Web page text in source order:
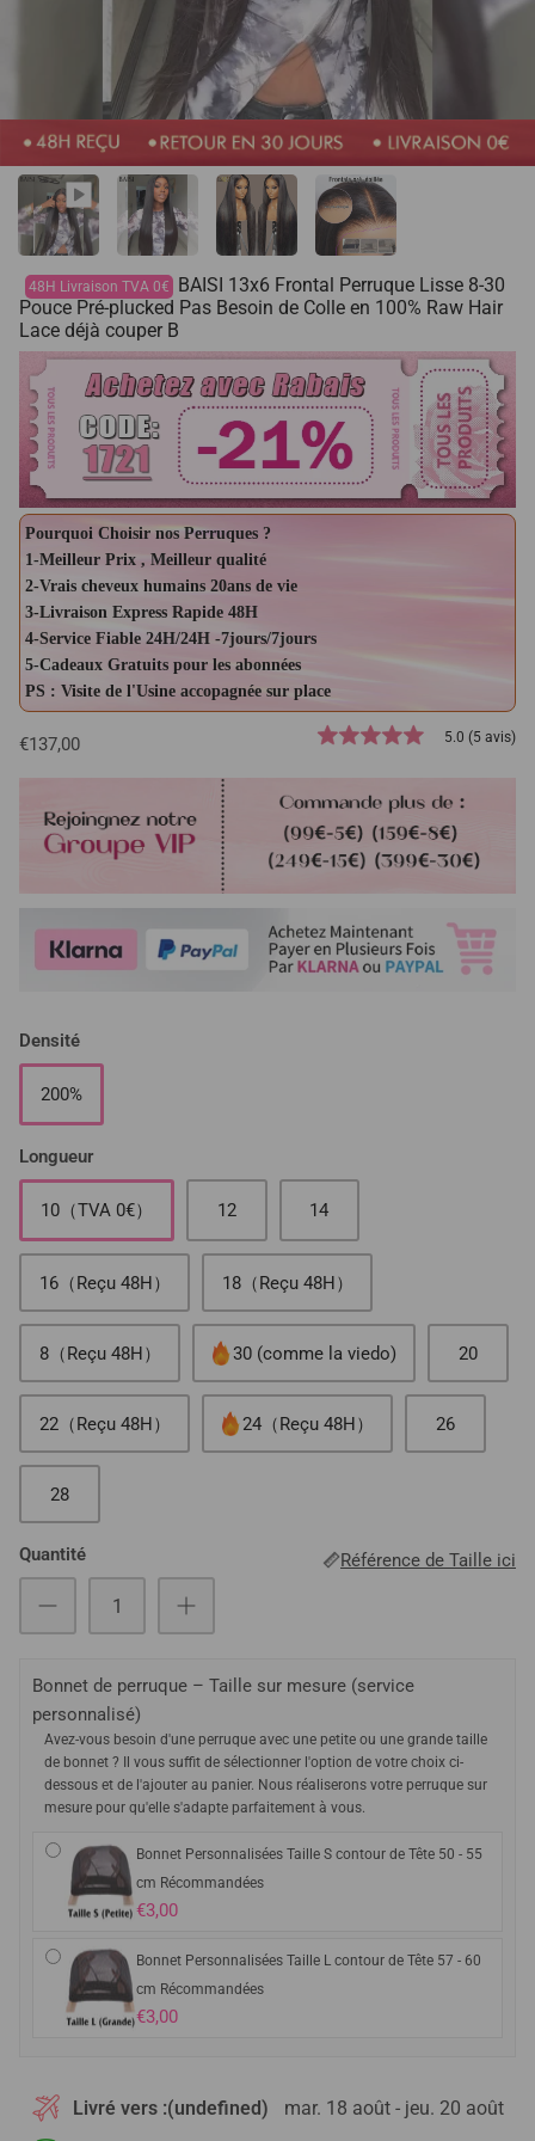
48H Livraison TVA 0€
BAISI 13x6 Frontal Perruque Lisse 8-30
Pouce Pré-plucked Pas Besoin de Colle en 100% Raw Hair
Lace déjà couper B
Pourquoi Choisir nos Perruques ?
1-Meilleur Prix , Meilleur qualité
2-Vrais cheveux humains 20ans de vie
3-Livraison Express Rapide 48H
4-Service Fiable 24H/24H -7jours/7jours
5-Cadeaux Gratuits pour les abonnées
PS : Visite de l'Usine accopagnée sur place
€137,00 5.0 (5 avis)
Densité
200%
Longueur
10（TVA 0€） 12 14
16（Reçu 48H） 18（Reçu 48H）
8（Reçu 48H） 30 (comme la viedo) 20
22（Reçu 48H） 24（Reçu 48H） 26
28
Quantité Référence de Taille ici
Bonnet de perruque – Taille sur mesure (service
personnalisé)
Avez-vous besoin d'une perruque avec une petite ou une grande taille
de bonnet ? Il vous suffit de sélectionner l'option de votre choix ci-
dessous et de l'ajouter au panier. Nous réaliserons votre perruque sur
mesure pour qu'elle s'adapte parfaitement à vous.
Bonnet Personnalisées Taille S contour de Tête 50 - 55
cm Récommandées
€3,00
Bonnet Personnalisées Taille L contour de Tête 57 - 60
cm Récommandées
€3,00
Livré vers :(undefined) mar. 18 août - jeu. 20 août